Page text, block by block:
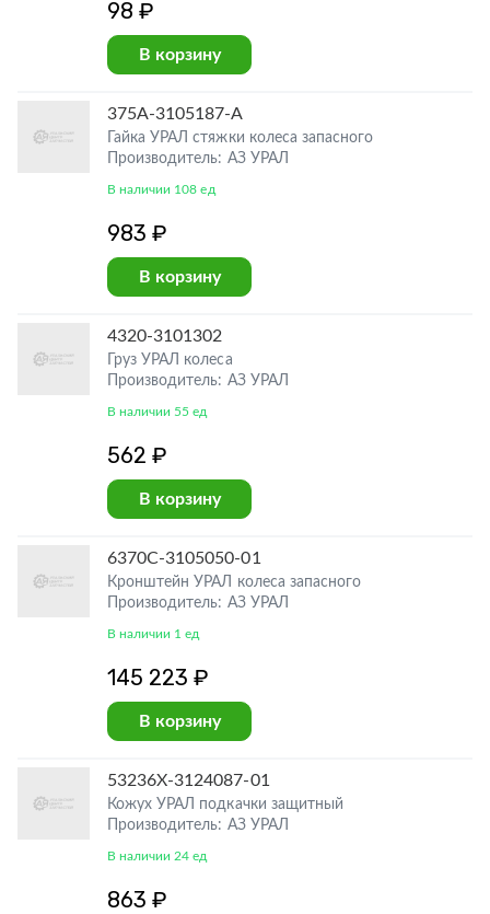
98 ₽
В корзину
375А-3105187-А
Гайка УРАЛ стяжки колеса запасного
Производитель: АЗ УРАЛ
В наличии 108 ед
983 ₽
В корзину
4320-3101302
Груз УРАЛ колеса
Производитель: АЗ УРАЛ
В наличии 55 ед
562 ₽
В корзину
6370С-3105050-01
Кронштейн УРАЛ колеса запасного
Производитель: АЗ УРАЛ
В наличии 1 ед
145 223 ₽
В корзину
53236Х-3124087-01
Кожух УРАЛ подкачки защитный
Производитель: АЗ УРАЛ
В наличии 24 ед
863 ₽